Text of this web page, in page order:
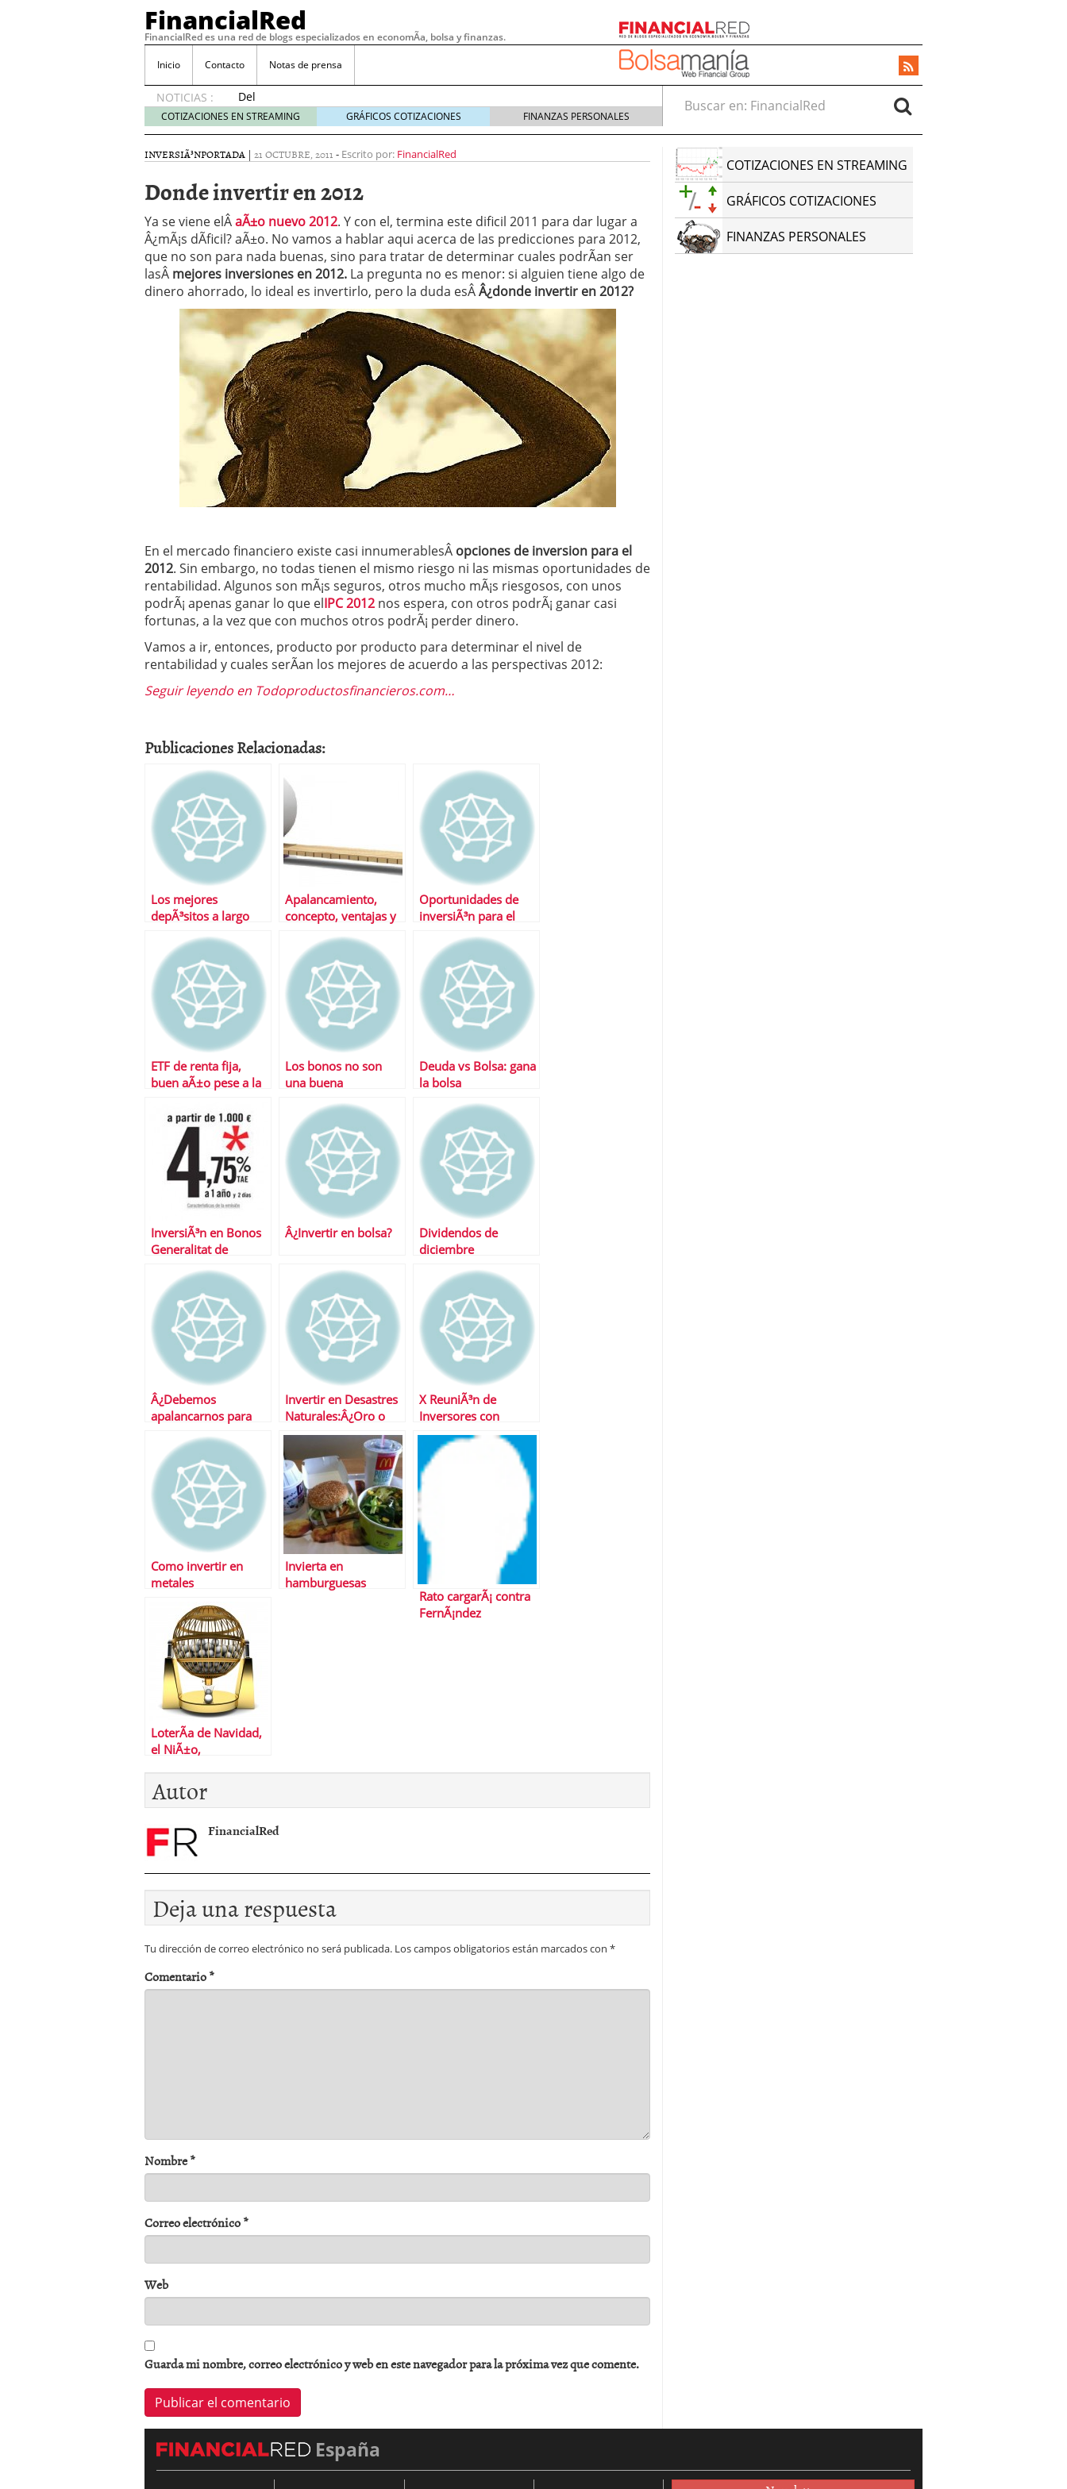
FinancialRed
FinancialRed es una red de blogs especializados en economÃ­a, bolsa y finanzas.
Inicio Contacto Notas de prensa
NOTICIAS :
Del
depósito
a la
cómo
cambiando
gestión
del
ahorro
en
España
05/08/2026
Seguros de convenio en pymes: la obligación que muchas empresas
descubren cuando ya es demasiado tarde 20/07/2026
ReseÃ±a de SIFX: Lo Que Deben Saber los Traders Mexicanos Antes de
Operar 29/06/2026
Crear empresa online vs proceso tradicional: ventajas reales para pymes
29/05/2026
CÃ³mo afrontar una baja mÃ©dica cuando trabajas por cuenta propia
26/05/2026
COTIZACIONES EN STREAMING GRÁFICOS COTIZACIONES FINANZAS PERSONALES
Buscar en:
INVERSIÃ³NPORTADA | 21 OCTUBRE, 2011 - Escrito por: FinancialRed
Donde invertir en 2012
Ya se viene elÂaÃ±o nuevo 2012. Y con el, termina este dificil 2011 para dar lugar a
Â¿mÃ¡s dÃ­ficil? aÃ±o. No vamos a hablar aqui acerca de las predicciones para 2012,
que no son para nada buenas, sino para tratar de determinar cuales podrÃ­an ser
lasÂ mejores inversiones en 2012. La pregunta no es menor: si alguien tiene algo de
dinero ahorrado, lo ideal es invertirlo, pero la duda esÂÂ¿donde invertir en 2012?
En el mercado financiero existe casi innumerablesÂ opciones de inversion para el
2012. Sin embargo, no todas tienen el mismo riesgo ni las mismas oportunidades de
rentabilidad. Algunos son mÃ¡s seguros, otros mucho mÃ¡s riesgosos, con unos
podrÃ¡ apenas ganar lo que elIPC 2012 nos espera, con otros podrÃ¡ ganar casi
fortunas, a la vez que con muchos otros podrÃ¡ perder dinero.
Vamos a ir, entonces, producto por producto para determinar el nivel de
rentabilidad y cuales serÃ­an los mejores de acuerdo a las perspectivas 2012:
Seguir leyendo en Todoproductosfinancieros.com…
Publicaciones Relacionadas:
Los mejores
depÃ³sitos a largo
Apalancamiento,
concepto, ventajas y
Oportunidades de
inversiÃ³n para el
ETF de renta fija,
buen aÃ±o pese a la
Los bonos no son
una buena
Deuda vs Bolsa: gana
la bolsa
InversiÃ³n en Bonos
Generalitat de
aÃ±o. Desde
1.000â‚¬ hasta el 12-
11-10
Â¿Invertir en bolsa?
Dividendos de
diciembre
Â¿Debemos
apalancarnos para
Invertir en Desastres
Naturales:Â¿Oro o
Petroleo?
X ReuniÃ³n de
Inversores con
Bestinver. LÃ³gica y
profesionalidad
Como invertir en
metales
Invierta en
hamburguesas
Rato cargarÃ¡ contra
FernÃ¡ndez
LoterÃ­a de Navidad,
el NiÃ±o,
cuÃ¡l nos quedamos?
Autor
FinancialRed
Deja una respuesta
Tu dirección de correo electrónico no será publicada. Los campos obligatorios están marcados con *
Comentario*
Nombre*
Correo electrónico*
Web
Guarda mi nombre, correo electrónico y web en este navegador para la próxima vez que comente.
COTIZACIONES EN STREAMING
GRÁFICOS COTIZACIONES
FINANZAS PERSONALES
España